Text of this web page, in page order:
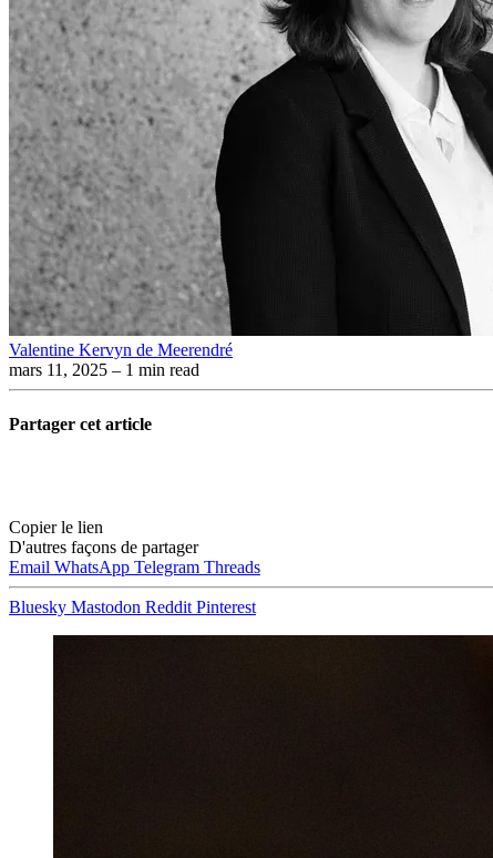
Valentine Kervyn de Meerendré
mars 11, 2025 – 1 min read
Partager cet article
Copier le lien
D'autres façons de partager
Email WhatsApp Telegram Threads
Bluesky Mastodon Reddit Pinterest